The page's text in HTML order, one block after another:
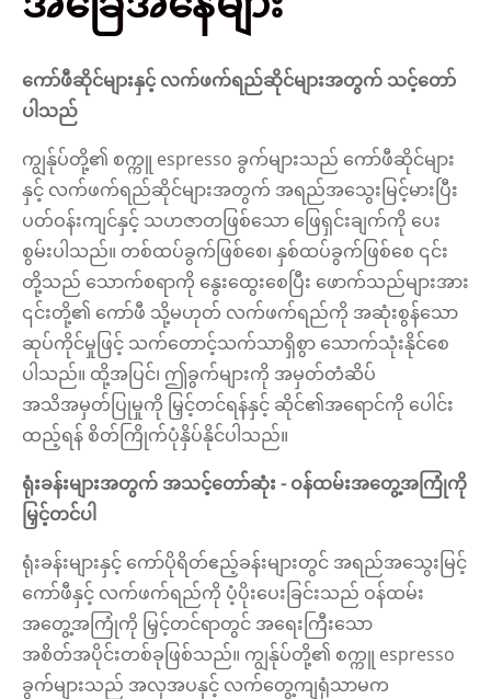
ကော်ဖီဆိုင်များနှင့် လက်ဖက်ရည်ဆိုင်များအတွက် သင့်တော်
ပါသည်
ကျွန်ုပ်တို့၏ စက္ကူ espresso ခွက်များသည် ကော်ဖီဆိုင်များ
နှင့် လက်ဖက်ရည်ဆိုင်များအတွက် အရည်အသွေးမြင့်မားပြီး
ပတ်ဝန်းကျင်နှင့် သဟဇာတဖြစ်သော ဖြေရှင်းချက်ကို ပေး
စွမ်းပါသည်။ တစ်ထပ်ခွက်ဖြစ်စေ၊ နှစ်ထပ်ခွက်ဖြစ်စေ ၎င်း
တို့သည် သောက်စရာကို နွေးထွေးစေပြီး ဖောက်သည်များအား
၎င်းတို့၏ ကော်ဖီ သို့မဟုတ် လက်ဖက်ရည်ကို အဆုံးစွန်သော
ဆုပ်ကိုင်မှုဖြင့် သက်တောင့်သက်သာရှိစွာ သောက်သုံးနိုင်စေ
ပါသည်။ ထို့အပြင်၊ ဤခွက်များကို အမှတ်တံဆိပ်
အသိအမှတ်ပြုမှုကို မြှင့်တင်ရန်နှင့် ဆိုင်၏အရောင်ကို ပေါင်း
ထည့်ရန် စိတ်ကြိုက်ပုံနှိပ်နိုင်ပါသည်။
ရုံးခန်းများအတွက် အသင့်တော်ဆုံး - ဝန်ထမ်းအတွေ့အကြုံကို
မြှင့်တင်ပါ
ရုံးခန်းများနှင့် ကော်ပိုရိတ်ဧည့်ခန်းများတွင် အရည်အသွေးမြင့်
ကော်ဖီနှင့် လက်ဖက်ရည်ကို ပံ့ပိုးပေးခြင်းသည် ဝန်ထမ်း
အတွေ့အကြုံကို မြှင့်တင်ရာတွင် အရေးကြီးသော
အစိတ်အပိုင်းတစ်ခုဖြစ်သည်။ ကျွန်ုပ်တို့၏ စက္ကူ espresso
ခွက်များသည် အလှအပနှင့် လက်တွေ့ကျရုံသာမက